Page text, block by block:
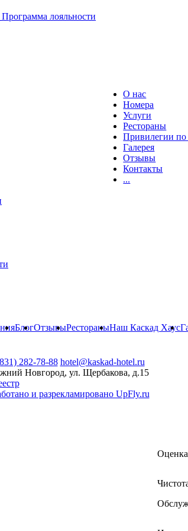
Программа лояльности
О нас
Номера
Услуги
Рестораны
Привилегии по
Галерея
Отзывы
Контакты
...
БлогОтзывыРестораныНаш Каскад Хаус
282-78-88 hotel@kaskad-hotel.ru
Новгород, ул. Щербакова, д.15
и разрекламировано UpFly.ru
Оценка